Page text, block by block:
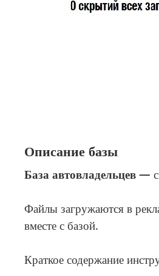
Описание базы
База автовладельцев —
Файлы загружаются в
вместе с базой.
Краткое содержание